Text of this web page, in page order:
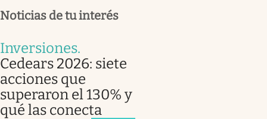
Noticias de tu interés
Inversiones.
Cedears 2026: siete
acciones que
superaron el 130% y
qué las conecta